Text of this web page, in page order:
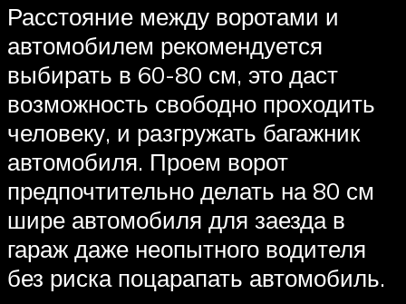
Расстояние между воротами и
автомобилем рекомендуется
выбирать в 60-80 см, это даст
возможность свободно проходить
человеку, и разгружать багажник
автомобиля. Проем ворот
предпочтительно делать на 80 см
шире автомобиля для заезда в
гараж даже неопытного водителя
без риска поцарапать автомобиль.